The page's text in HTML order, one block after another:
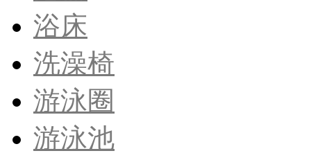
浴床
洗澡椅
游泳圈
游泳池